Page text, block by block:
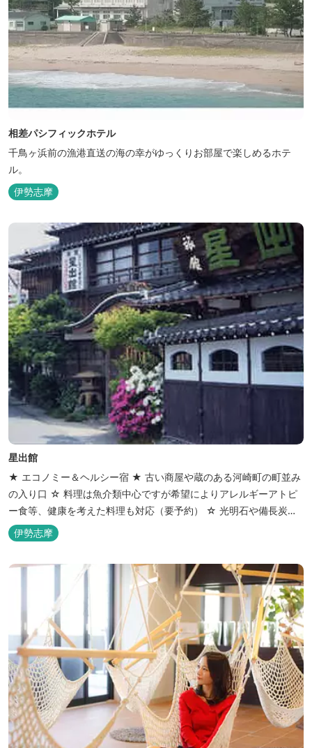
相差パシフィックホテル
千鳥ヶ浜前の漁港直送の海の幸がゆっくりお部屋で楽しめるホテ
ル。
伊勢志摩
星出館
★ エコノミー＆ヘルシー宿 ★ 古い商屋や蔵のある河崎町の町並み
の入り口 ☆ 料理は魚介類中心ですが希望によりアレルギーアトピ
ー食等、健康を考えた料理も対応（要予約） ☆ 光明石や備長炭を
設置した青森ヒバと信楽焼のお風呂で心身のリフレッシュを！
【Japanese Inn Group 会員です】
伊勢志摩